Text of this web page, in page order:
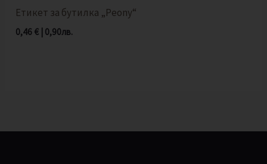
Етикет за бутилка „Peony“
0,46 € 0,90лв.